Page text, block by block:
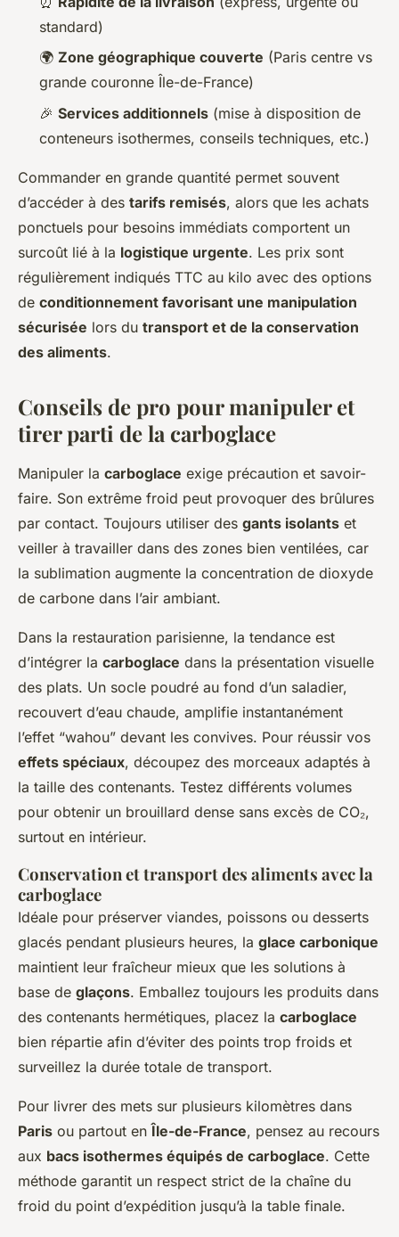
standard)
🌍 Zone géographique couverte (Paris centre vs
grande couronne Île-de-France)
🎉 Services additionnels (mise à disposition de
conteneurs isothermes, conseils techniques, etc.)
Commander en grande quantité permet souvent
d’accéder à des tarifs remisés, alors que les achats
ponctuels pour besoins immédiats comportent un
surcoût lié à la logistique urgente. Les prix sont
régulièrement indiqués TTC au kilo avec des options
de conditionnement favorisant une manipulation
sécurisée lors du transport et de la conservation
des aliments.
Conseils de pro pour manipuler et
tirer parti de la carboglace
Manipuler la carboglace exige précaution et savoir-
faire. Son extrême froid peut provoquer des brûlures
par contact. Toujours utiliser des gants isolants et
veiller à travailler dans des zones bien ventilées, car
la sublimation augmente la concentration de dioxyde
de carbone dans l’air ambiant.
Dans la restauration parisienne, la tendance est
d’intégrer la carboglace dans la présentation visuelle
des plats. Un socle poudré au fond d’un saladier,
recouvert d’eau chaude, amplifie instantanément
l’effet “wahou” devant les convives. Pour réussir vos
effets spéciaux, découpez des morceaux adaptés à
la taille des contenants. Testez différents volumes
pour obtenir un brouillard dense sans excès de CO₂,
surtout en intérieur.
Conservation et transport des aliments avec la
carboglace
Idéale pour préserver viandes, poissons ou desserts
glacés pendant plusieurs heures, la glace carbonique
maintient leur fraîcheur mieux que les solutions à
base de glaçons. Emballez toujours les produits dans
des contenants hermétiques, placez la carboglace
bien répartie afin d’éviter des points trop froids et
surveillez la durée totale de transport.
Pour livrer des mets sur plusieurs kilomètres dans
Paris ou partout enÎle-de-France, pensez au recours
aux bacs isothermes équipés de carboglace. Cette
méthode garantit un respect strict de la chaîne du
froid du point d’expédition jusqu’à la table finale.